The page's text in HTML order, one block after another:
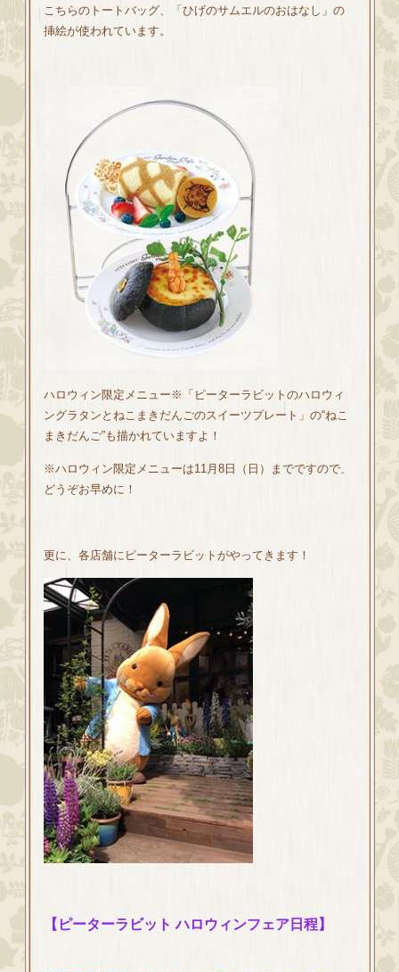
こちらのトートバッグ、「ひげのサムエルのおはなし」の
挿絵が使われています。
ハロウィン限定メニュー※「ピーターラビットのハロウィ
ングラタンとねこまきだんごのスイーツプレート」の“ねこ
まきだんご”も描かれていますよ！
※ハロウィン限定メニューは11月8日（日）までですので、
どうぞお早めに！
更に、各店舗にピーターラビットがやってきます！
【ピーターラビット ハロウィンフェア日程】